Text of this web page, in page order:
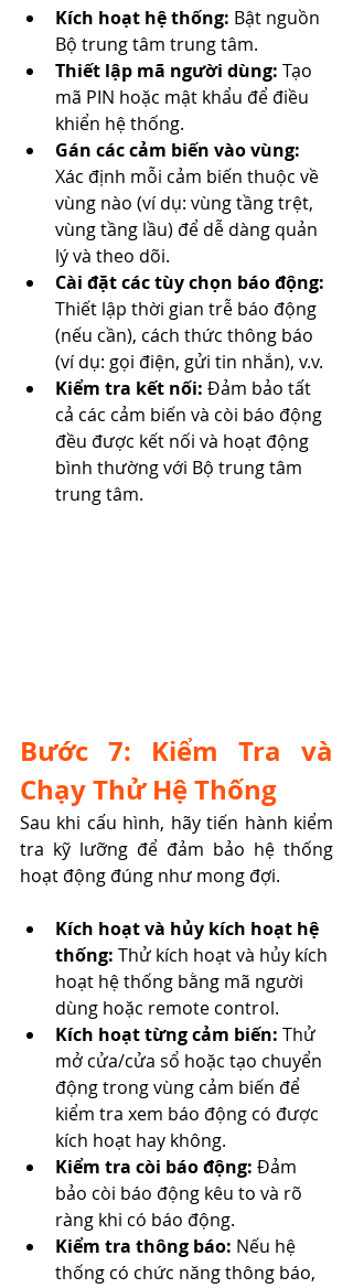
Kích hoạt hệ thống: Bật nguồn
Bộ trung tâm trung tâm.
Thiết lập mã người dùng: Tạo
mã PIN hoặc mật khẩu để điều
khiển hệ thống.
Gán các cảm biến vào vùng:
Xác định mỗi cảm biến thuộc về
vùng nào (ví dụ: vùng tầng trệt,
vùng tầng lầu) để dễ dàng quản
lý và theo dõi.
Cài đặt các tùy chọn báo động:
Thiết lập thời gian trễ báo động
(nếu cần), cách thức thông báo
(ví dụ: gọi điện, gửi tin nhắn), v.v.
Kiểm tra kết nối: Đảm bảo tất
cả các cảm biến và còi báo động
đều được kết nối và hoạt động
bình thường với Bộ trung tâm
trung tâm.
Bước 7: Kiểm Tra và
Chạy Thử Hệ Thống
Sau khi cấu hình, hãy tiến hành kiểm
tra kỹ lưỡng để đảm bảo hệ thống
hoạt động đúng như mong đợi.
Kích hoạt và hủy kích hoạt hệ
thống: Thử kích hoạt và hủy kích
hoạt hệ thống bằng mã người
dùng hoặc remote control.
Kích hoạt từng cảm biến: Thử
mở cửa/cửa sổ hoặc tạo chuyển
động trong vùng cảm biến để
kiểm tra xem báo động có được
kích hoạt hay không.
Kiểm tra còi báo động: Đảm
bảo còi báo động kêu to và rõ
ràng khi có báo động.
Kiểm tra thông báo: Nếu hệ
thống có chức năng thông báo,